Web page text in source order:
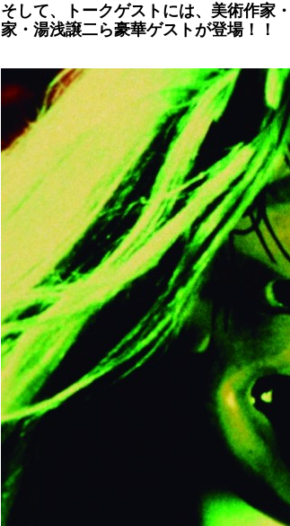
そして、トークゲストには、美術作家
家・湯浅譲二ら豪華ゲストが登場！！